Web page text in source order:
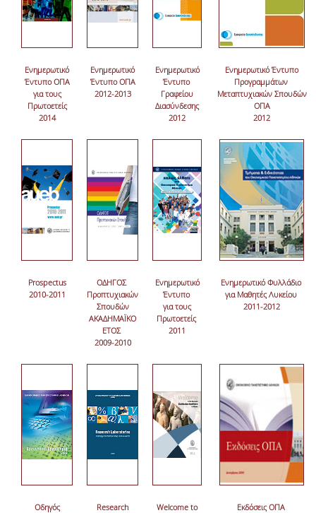
Ενημερωτικό
Έντυπο ΟΠΑ
για τους
Πρωτοετείς
2014
Ενημερωτικό
Έντυπο ΟΠΑ
2012-2013
Ενημερωτικό
Έντυπο
Γραφείου
Διασύνδεσης
2012
Ενημερωτικό Έντυπο
Προγραμμάτων
Μεταπτυχιακών Σπουδών
ΟΠΑ
2012
Prospectus
2010-2011
ΟΔΗΓΟΣ
Προπτυχιακών
Σπουδών
ΑΚΑΔΗΜΑΪΚΟ
ΕΤΟΣ
2009-2010
Eνημερωτικό
Έντυπο
για τους
Πρωτοετείς
2011
Ενημερωτικό Φυλλάδιο
για Μαθητές Λυκείου
2011-2012
Οδηγός
Research
Welcome to
Εκδόσεις ΟΠΑ